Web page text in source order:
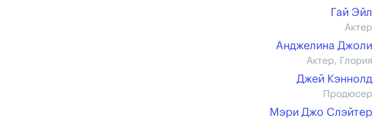
Гай Эйл
Актер
Анджелина Джоли
Актер, Глория
Джей Кэннолд
Продюсер
Мэри Джо Слэйтер